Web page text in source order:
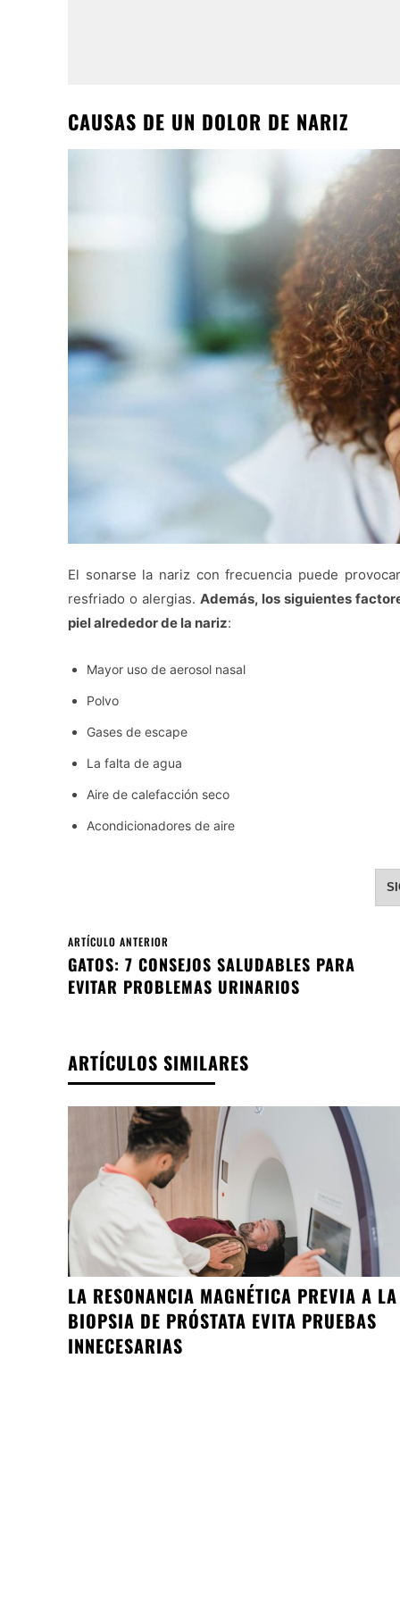
CAUSAS DE UN DOLOR DE NARIZ
El sonarse la nariz con frecuencia puede
resfriado o alergias.Además, los siguientes
piel alrededor de la nariz:
Mayor uso de aerosol nasal
Polvo
Gases de escape
La falta de agua
Aire de calefacción seco
Acondicionadores de aire
ARTÍCULO ANTERIOR
GATOS: 7 CONSEJOS SALUDABLES PARA
EVITAR PROBLEMAS URINARIOS
ARTÍCULOS SIMILARES
LA RESONANCIA MAGNÉTICA PREVIA A LA
BIOPSIA DE PRÓSTATA EVITA PRUEBAS
INNECESARIAS